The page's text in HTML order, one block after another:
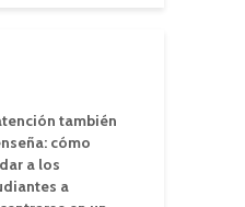
también
cómo
a los
a